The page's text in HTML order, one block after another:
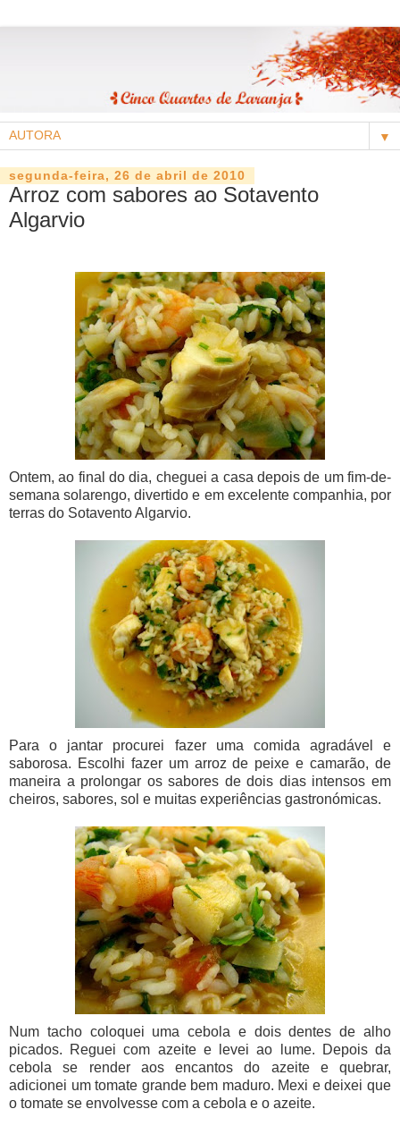
▼
segunda-feira, 26 de abril de 2010
Arroz com sabores ao Sotavento
Algarvio
Ontem, ao final do dia, cheguei a casa depois de um fim-de-
semana solarengo, divertido e em excelente companhia, por
terras do Sotavento Algarvio.
Para o jantar procurei fazer uma comida agradável e
saborosa. Escolhi fazer um arroz de peixe e camarão, de
maneira a prolongar os sabores de dois dias intensos em
cheiros, sabores, sol e muitas experiências gastronómicas.
Num tacho coloquei uma cebola e dois dentes de alho
picados. Reguei com azeite e levei ao lume. Depois da
cebola se render aos encantos do azeite e quebrar,
adicionei um tomate grande bem maduro. Mexi e deixei que
o tomate se envolvesse com a cebola e o azeite.